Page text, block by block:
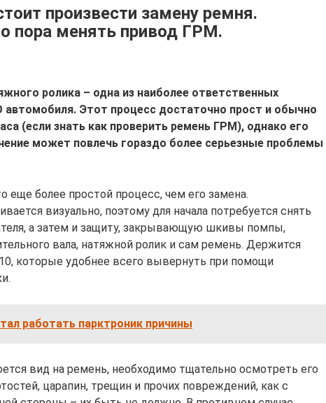
произвести замену ремня.
пора менять привод ГРМ.
ролика ­– одна из наиболее ответственных
автомобиля. Этот процесс достаточно прост и обычно
(если знать как проверить ремень ГРМ), однако его
может повлечь гораздо более серьезные проблемы
еще более простой процесс, чем его замена.
визуально, поэтому для начала потребуется снять
а затем и защиту, закрывающую шкивы помпы,
вала, натяжной ролик и сам ремень. Держится
которые удобнее всего вывернуть при помощи
работать парктроник причины
вид на ремень, необходимо тщательно осмотреть его
царапин, трещин и прочих повреждений, как с